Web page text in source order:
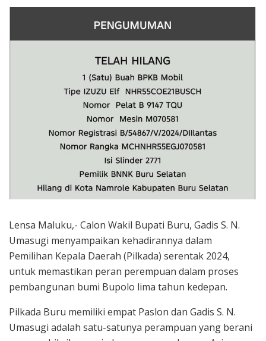
Lensa Maluku,- Calon Wakil Bupati Buru, Gadis S. N.
Umasugi menyampaikan kehadirannya dalam
Pemilihan Kepala Daerah (Pilkada) serentak 2024,
untuk memastikan peran perempuan dalam proses
pembangunan bumi Bupolo lima tahun kedepan.
Pilkada Buru memiliki empat Paslon dan Gadis S. N.
Umasugi adalah satu-satunya perampuan yang berani